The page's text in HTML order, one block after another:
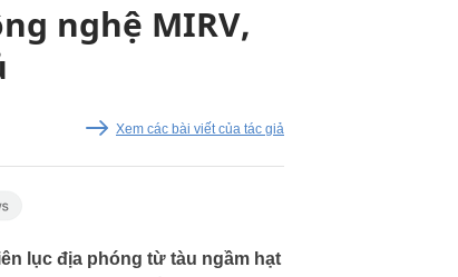
nghệ MIRV,
Xem các bài viết của tác giả
lục địa phóng từ tàu ngầm hạt